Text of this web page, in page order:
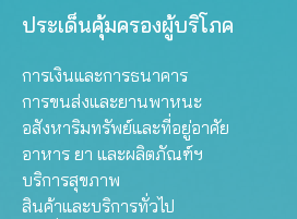
ประเด็นคุ้มครองผู้บริโภค
การเงินและการธนาคาร
การขนส่งและยานพาหนะ
อสังหาริมทรัพย์และที่อยู่อาศัย
อาหาร ยา และผลิตภัณฑ์ฯ
บริการสุขภาพ
สินค้าและบริการทั่วไป